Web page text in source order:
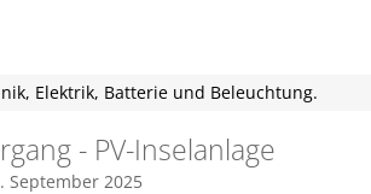
Elektrik, Batterie und Beleuchtung.
- PV-Inselanlage
September 2025